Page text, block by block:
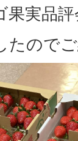
果実品
たので